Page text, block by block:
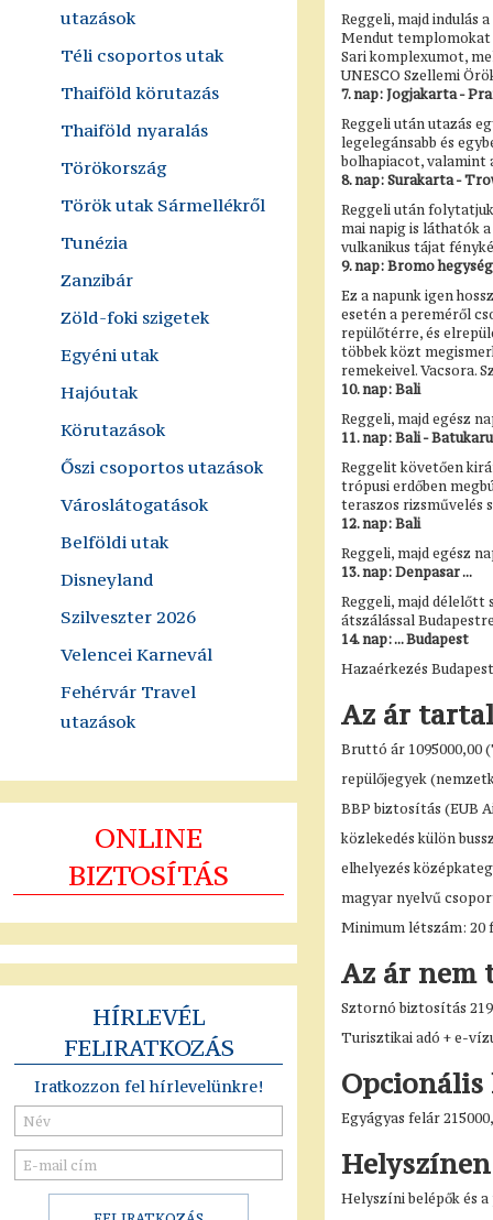
utazások
Téli csoportos utak
Thaiföld körutazás
Thaiföld nyaralás
Törökország
Török utak Sármellékről
Tunézia
Zanzibár
Zöld-foki szigetek
Egyéni utak
Hajóutak
Körutazások
Őszi csoportos utazások
Városlátogatások
Belföldi utak
Disneyland
Szilveszter 2026
Velencei Karnevál
Fehérvár Travel
utazások
ONLINE
BIZTOSÍTÁS
HÍRLEVÉL
FELIRATKOZÁS
Iratkozzon fel hírlevelünkre!
Reggeli, majd indulás
Mendut templomokat
Sari komplexumot,
UNESCO Szellemi
7. nap: Jogjakarta -
Reggeli után utazás
legelegánsabb és
bolhapiacot, valamint
8. nap: Surakarta -
Reggeli után
mai napig is láthatók
vulkanikus tájat
9. nap: Bromo
Ez a napunk igen
esetén a pereméről
repülőtérre, és
többek közt
remekeivel. Vacsora.
10. nap: Bali
Reggeli, majd egész
11. nap: Bali -
Reggelit követően
trópusi erdőben
teraszos rizsművelés
12. nap: Bali
Reggeli, majd egész
13. nap: Denpasar ...
Reggeli, majd délelőtt
átszálással
14. nap: ... Budapest
Hazaérkezés
Az ár
Bruttó ár 1095000,00
repülőjegyek
BBP biztosítás (EUB
közlekedés külön
elhelyezés
magyar nyelvű
Minimum létszám: 20
Az ár nem
Sztornó biztosítás
Turisztikai adó + e-
Opcionális
Egyágyas felár
Helyszíni belépők és